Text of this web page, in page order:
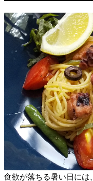
食欲が落ちる暑い日には